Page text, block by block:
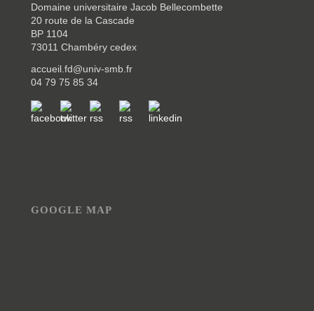
Domaine universitaire Jacob Bellecombette
20 route de la Cascade
BP 1104
73011 Chambéry cedex
accueil.fd@univ-smb.fr
04 79 75 85 34
GOOGLE MAP